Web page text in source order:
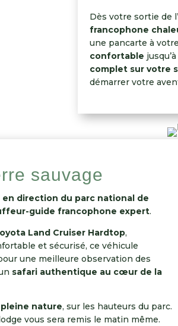
Dès votre sortie de
francophone
une pancarte à
confortable
complet sur votre
démarrer votre
sauvage
en direction du parc national de
guide francophone expert.
Land Cruiser Hardtop,
et sécurisé, ce véhicule
une meilleure observation des
safari authentique au cœur de la
nature, sur les hauteurs du parc.
vous sera remis le matin même.